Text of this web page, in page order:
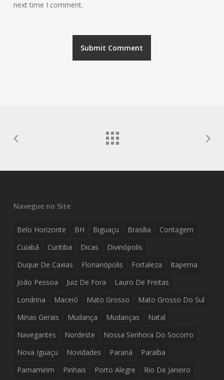
next time I comment.
Navegue no Site
Belo Horizonte BH Biguaçu Brasília
Contagem
Cuiabá
Curitiba Dicas
Divinópolis
Duque De Caxias
Florianópolis Fortaleza
Itapema
João Pessoa
Juiz De Fora
Lauro De Freitas
Londrina
Maceió Mato Grosso
Mato Grosso Do Sul
Minas Gerais
Mudança Mudanças
Natal
Navegantes
Nordeste
Nossa Senhora Do Socorro
Nova Iguaçu
Novidades Paraná
Paraíba
Parnamirim
Pinhais Porto Alegre
Rio De Janeiro